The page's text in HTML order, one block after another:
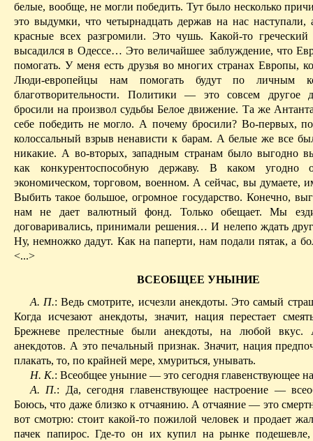
белые, вообще, не могли победить. Тут было несколько
это выдумки, что четырнадцать держав на нас наступали,
красные всех разгромили. Это чушь. Какой-то греческий
высадился в Одессе… Это величайшее заблуждение, что
помогать. У меня есть друзья во многих странах Европы,
Люди-европейцы нам помогать будут по личным
благотворительности. Политики — это совсем
бросили на произвол судьбы Белое движение. Та же
себе победить не могло. А почему бросили? Во-первых,
колоссальный взрыв ненависти к барам. А белые же все
никакие. А во-вторых, западным странам было выгодно
как конкурентоспособную державу. В каком угодно
экономическом, торговом, военном. А сейчас, вы думаете,
Выбить такое большое, огромное государство. Конечно,
нам не дает валютный фонд. Только обещает. Мы
договаривались, принимали решения… И нелепо ждать
Ну, немножко дадут. Как на паперти, нам подали пятак, а
<...>
ВСЕОБЩЕЕ УНЫНИЕ
А. П.: Ведь смотрите, исчезли анекдоты. Это самый
Когда исчезают анекдоты, значит, нация перестает
Брежневе прелестные были анекдоты, на любой вкус.
анекдотов. А это печальный признак. Значит, нация
плакать, то, по крайней мере, хмуриться, унывать.
Н. К.: Всеобщее уныние — это сегодня главенствующее
А. П.: Да, сегодня главенствующее настроение —
Боюсь, что даже близко к отчаянию. А отчаяние — это
вот смотрю: стоит какой-то пожилой человек и продает
пачек папирос. Где-то он их купил на рынке